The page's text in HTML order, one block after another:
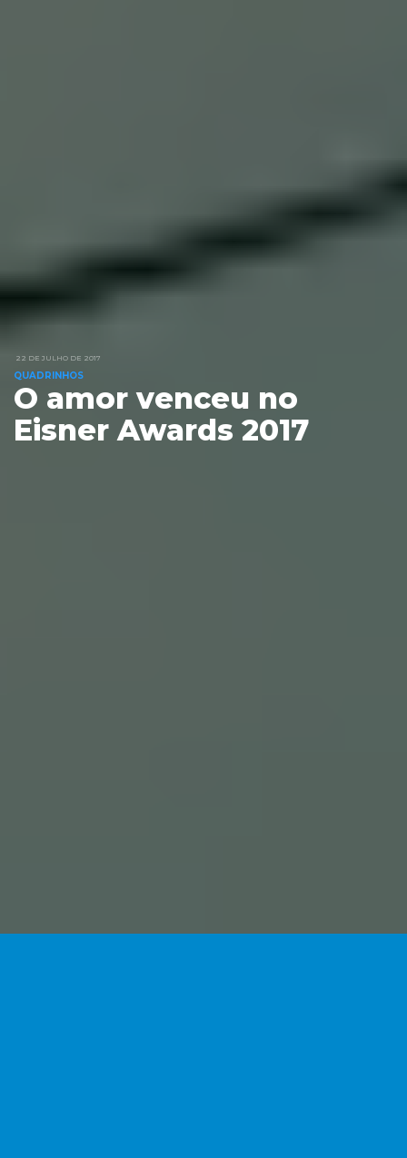
22 DE JULHO DE 2017
QUADRINHOS
O amor venceu no
Eisner Awards 2017